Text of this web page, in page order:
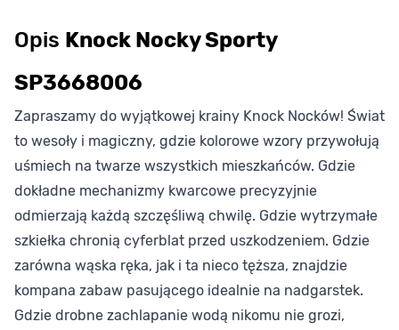
Opis Knock Nocky Sporty
SP3668006
Zapraszamy do wyjątkowej krainy Knock Nocków! Świat
to wesoły i magiczny, gdzie kolorowe wzory przywołują
uśmiech na twarze wszystkich mieszkańców. Gdzie
dokładne mechanizmy kwarcowe precyzyjnie
odmierzają każdą szczęśliwą chwilę. Gdzie wytrzymałe
szkiełka chronią cyferblat przed uszkodzeniem. Gdzie
zarówna wąska ręka, jak i ta nieco tęższa, znajdzie
kompana zabaw pasującego idealnie na nadgarstek.
Gdzie drobne zachlapanie wodą nikomu nie grozi,